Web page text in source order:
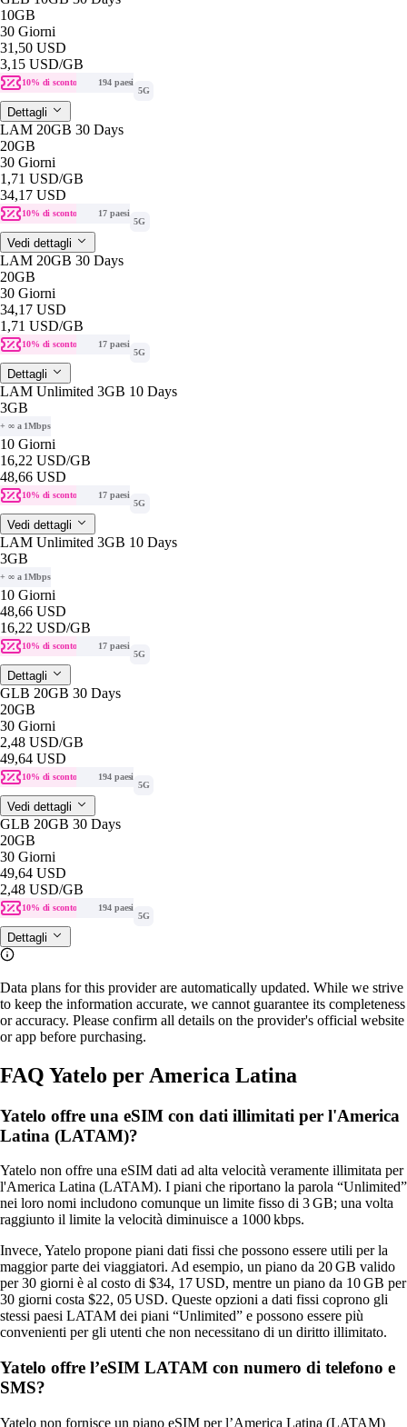
10GB
30 Giorni
31,50 USD
3,15 USD/GB
10% di sconto
194 paesi
5G
Dettagli
LAM 20GB 30 Days
20GB
30 Giorni
1,71 USD/GB
34,17 USD
10% di sconto
17 paesi
5G
Vedi dettagli
LAM 20GB 30 Days
20GB
30 Giorni
34,17 USD
1,71 USD/GB
10% di sconto
17 paesi
5G
Dettagli
LAM Unlimited 3GB 10 Days
3GB
+ ∞ a 1Mbps
10 Giorni
16,22 USD/GB
48,66 USD
10% di sconto
17 paesi
5G
Vedi dettagli
LAM Unlimited 3GB 10 Days
3GB
+ ∞ a 1Mbps
10 Giorni
48,66 USD
16,22 USD/GB
10% di sconto
17 paesi
5G
Dettagli
GLB 20GB 30 Days
20GB
30 Giorni
2,48 USD/GB
49,64 USD
10% di sconto
194 paesi
5G
Vedi dettagli
GLB 20GB 30 Days
20GB
30 Giorni
49,64 USD
2,48 USD/GB
10% di sconto
194 paesi
5G
Dettagli
Data plans for this provider are automatically updated. While we strive
to keep the information accurate, we cannot guarantee its completeness
or accuracy. Please confirm all details on the provider's official website
or app before purchasing.
FAQ Yatelo per America Latina
Yatelo offre una eSIM con dati illimitati per l'America
Latina (LATAM)?
Yatelo non offre una eSIM dati ad alta velocità veramente illimitata per
l'America Latina (LATAM). I piani che riportano la parola “Unlimited”
nei loro nomi includono comunque un limite fisso di 3 GB; una volta
raggiunto il limite la velocità diminuisce a 1000 kbps.
Invece, Yatelo propone piani dati fissi che possono essere utili per la
maggior parte dei viaggiatori. Ad esempio, un piano da 20 GB valido
per 30 giorni è al costo di $34, 17 USD, mentre un piano da 10 GB per
30 giorni costa $22, 05 USD. Queste opzioni a dati fissi coprono gli
stessi paesi LATAM dei piani “Unlimited” e possono essere più
convenienti per gli utenti che non necessitano di un diritto illimitato.
Yatelo offre l’eSIM LATAM con numero di telefono e
SMS?
Yatelo non fornisce un piano eSIM per l’America Latina (LATAM)